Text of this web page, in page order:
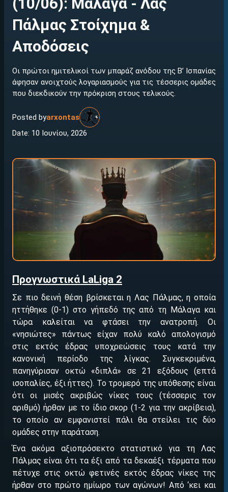
Πάλμας Στοίχημα &
Αποδόσεις
Οι πρώτοι ημιτελικοί των μπαράζ ανόδου της Β’ Ισπανίας
άφησαν ανοιχτούς λογαριασμούς για τις τέσσερις ομάδες
που διεκδικούν την πρόκριση στους τελικούς.
Posted byarxontas
Date: 10 Ιουνίου, 2026
Προγνωστικά LaLiga 2
Σε πιο δεινή θέση βρίσκεται η Λας Πάλμας, η οποία
ηττήθηκε (0-1) στο γήπεδό της από τη Μάλαγα και
τώρα καλείται να φτάσει την ανατροπή. Οι
«νησιώτες» πάντως είχαν πολύ καλό απολογισμό
στις εκτός έδρας υποχρεώσεις τους κατά την
κανονική περίοδο της λίγκας. Συγκεκριμένα,
πανηγύρισαν οκτώ «διπλά» σε 21 εξόδους (επτά
ισοπαλίες, έξι ήττες). Το τρομερό της υπόθεσης είναι
ότι οι μισές ακριβώς νίκες τους (τέσσερις τον
αριθμό) ήρθαν με το ίδιο σκορ (1-2 για την ακρίβεια),
το οποίο αν εμφανιστεί πάλι θα στείλει τις δύο
ομάδες στην παράταση.
Ένα ακόμα αξιοπρόσεκτο στατιστικό για τη Λας
Πάλμας είναι ότι τα έξι από τα δεκαέξι τέρματα που
πέτυχε στις οκτώ φετινές εκτός έδρας νίκες της
ήρθαν στο πρώτο ημίωρο των αγώνων! Από ‘κει και